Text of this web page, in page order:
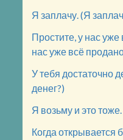
Я заплачу. (Я
Простите, у нас
нас уже всё
У тебя достаточно
денег?)
Я возьму и это
Когда открывается